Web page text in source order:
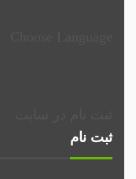
ثبت نام